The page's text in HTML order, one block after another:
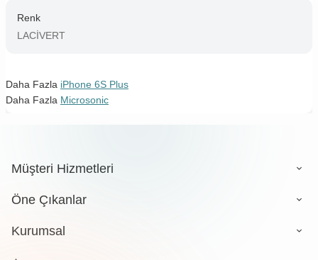
Renk
LACİVERT
Daha Fazla iPhone 6S Plus
Daha Fazla Microsonic
Müşteri Hizmetleri
Öne Çıkanlar
Kurumsal